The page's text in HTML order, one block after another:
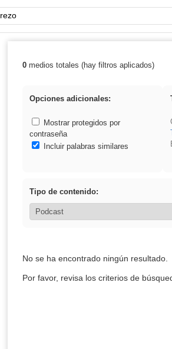
Palabra o frase:
Resultados de: rezo
0medios totales (hay filtros aplicados)
Opciones adicionales:
Mostrar protegidos por
contraseña
Incluir palabras similares
Tipo de contenido:
No se ha encontrado ningún resultado.
Por favor, revisa los criterios de